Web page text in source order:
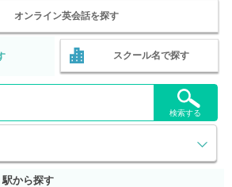
オンライン英会話を探す
スクール名で探す
検索する
から探す